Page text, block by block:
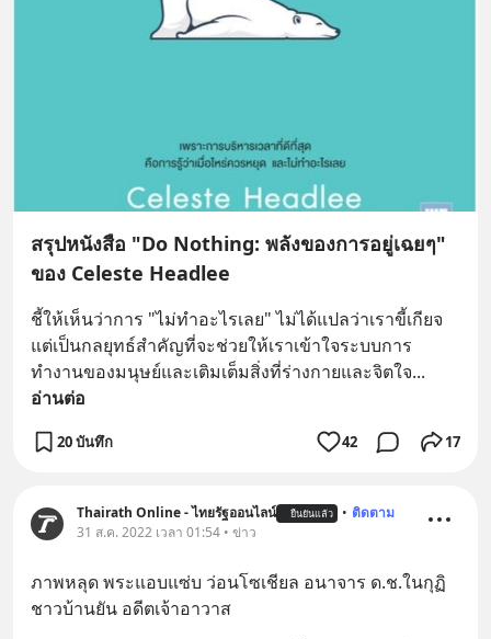
สรุปหนังสือ "Do Nothing: พลังของการอยู่เฉยๆ"
ของ Celeste Headlee
ชี้ให้เห็นว่าการ "ไม่ทำอะไรเลย" ไม่ได้แปลว่าเราขี้เกียจ
แต่เป็นกลยุทธ์สำคัญที่จะช่วยให้เราเข้าใจระบบการ
ทำงานของมนุษย์และเติมเต็มสิ่งที่ร่างกายและจิตใจ
อ่านต่อ
20 บันทึก 42 17
Thairath Online - ไทยรัฐออนไลน์ ยืนยันแล้ว • ติดตาม
31 ส.ค. 2022 เวลา 01:54 • ข่าว
ภาพหลุด พระแอบแซ่บ ว่อนโซเชียล อนาจาร ด.ช.ในกุฏิ
ชาวบ้านยัน อดีตเจ้าอาวาส